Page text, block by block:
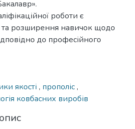
роботи є
та розширення навичок щодо
до професійного
якості , прополіс,
ковбасних виробів